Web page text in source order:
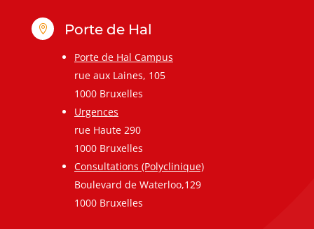
 Porte de Hal
Porte de Hal Campus
rue aux Laines, 105
1000 Bruxelles
Urgences
rue Haute 290
1000 Bruxelles
Consultations (Polyclinique)
Boulevard de Waterloo,129
1000 Bruxelles